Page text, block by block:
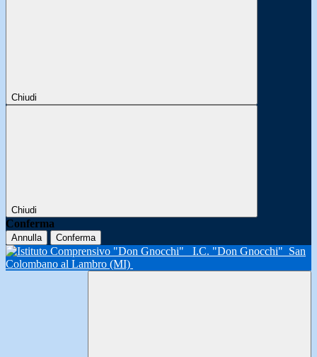
Chiudi
Chiudi
Conferma
Annulla Conferma
I.C. "Don Gnocchi" San
Colombano al Lambro (MI)